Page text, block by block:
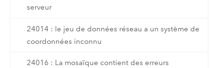
serveur
24014 : le jeu de données réseau a un système de
coordonnées inconnu
24016 : La mosaïque contient des erreurs